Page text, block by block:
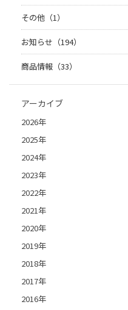
その他（1）
お知らせ（194）
商品情報（33）
アーカイブ
2026年
2025年
2024年
2023年
2022年
2021年
2020年
2019年
2018年
2017年
2016年